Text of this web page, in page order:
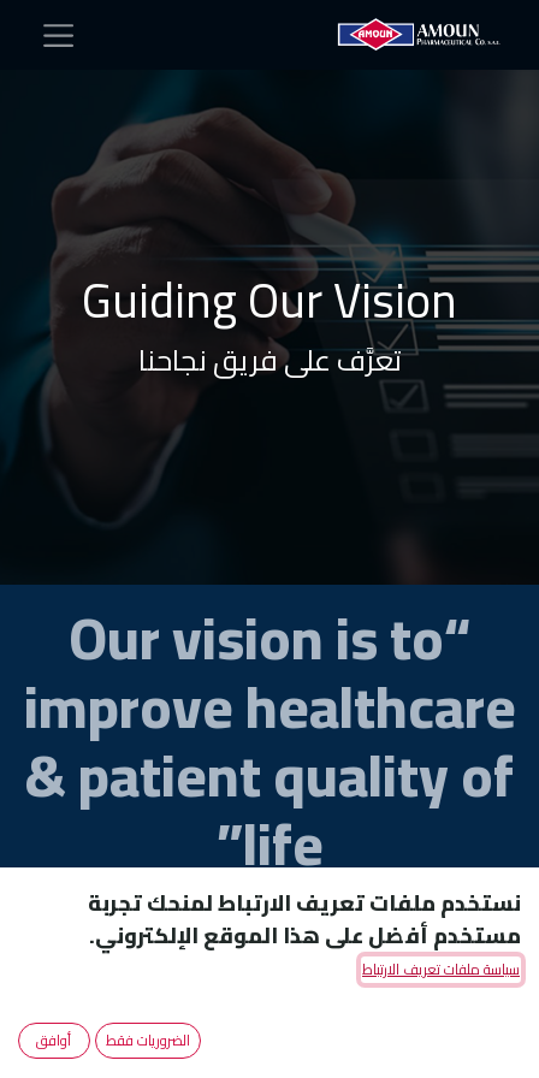
Guiding Our Vision
تعرَّف على فريق نجاحنا
“Our vision is to
improve healthcare
& patient quality of
life”
نستخدم ملفات تعريف الارتباط لمنحك تجربة
مستخدم أفضل على هذا الموقع الإلكتروني.
سياسة ملفات تعريف الارتباط
الضروريات فقط أوافق